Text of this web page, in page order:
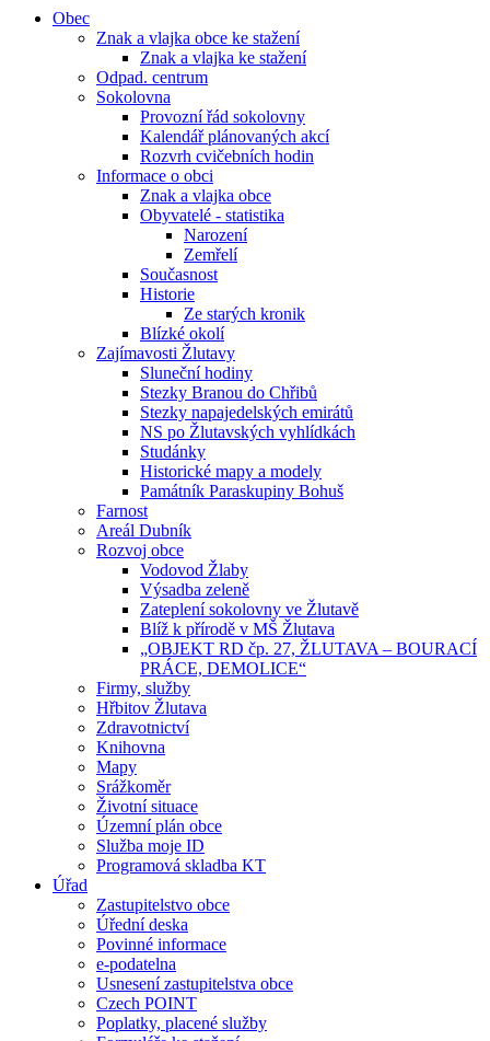
Obec
Znak a vlajka obce ke stažení
Znak a vlajka ke stažení
Odpad. centrum
Sokolovna
Provozní řád sokolovny
Kalendář plánovaných akcí
Rozvrh cvičebních hodin
Informace o obci
Znak a vlajka obce
Obyvatelé - statistika
Narození
Zemřelí
Současnost
Historie
Ze starých kronik
Blízké okolí
Zajímavosti Žlutavy
Sluneční hodiny
Stezky Branou do Chřibů
Stezky napajedelských emirátů
NS po Žlutavských vyhlídkách
Studánky
Historické mapy a modely
Památník Paraskupiny Bohuš
Farnost
Areál Dubník
Rozvoj obce
Vodovod Žlaby
Výsadba zeleně
Zateplení sokolovny ve Žlutavě
Blíž k přírodě v MŠ Žlutava
„OBJEKT RD čp. 27, ŽLUTAVA – BOURACÍ
PRÁCE, DEMOLICE“
Firmy, služby
Hřbitov Žlutava
Zdravotnictví
Knihovna
Mapy
Srážkoměr
Životní situace
Územní plán obce
Služba moje ID
Programová skladba KT
Úřad
Zastupitelstvo obce
Úřední deska
Povinné informace
e-podatelna
Usnesení zastupitelstva obce
Czech POINT
Poplatky, placené služby